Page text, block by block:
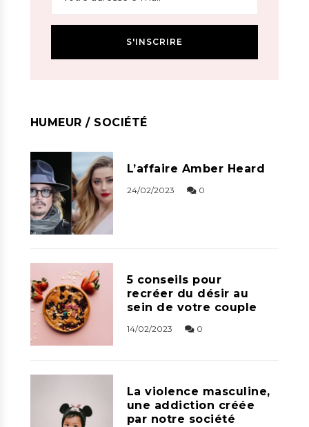
HUMEUR / SOCIÉTÉ
L’affaire Amber Heard
24/02/2023 0
5 conseils pour
recréer du désir au
sein de votre couple
14/02/2023 0
La violence masculine,
une addiction créée
par notre société